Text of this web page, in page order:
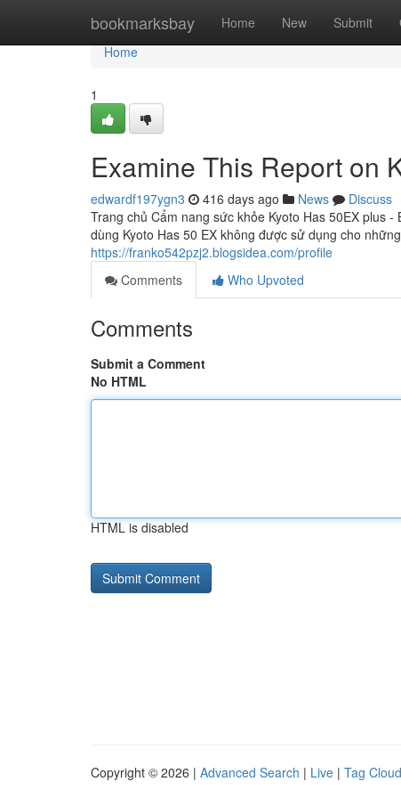
bookmarksbay Home New Submit
Home
Home
1
Examine This Report on
edwardf197ygn3 416 days ago News
Discuss
Trang chủ Cẩm nang sức khỏe Kyoto Has 50EX plus
dùng Kyoto Has 50 EX không được sử dụng cho
https://franko542pzj2.blogsidea.com/profile
Comments
Who Upvoted
Comments
Submit a Comment
No HTML
HTML is disabled
Copyright © 2026 | Advanced Search | Live | Tag Cloud